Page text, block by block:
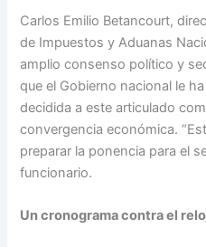
Carlos Emilio Betancourt,
de Impuestos y Aduanas
amplio consenso político y
que el Gobierno nacional le
decidida a este articulado
convergencia económica.
preparar la ponencia para el
funcionario.
Un cronograma contra el